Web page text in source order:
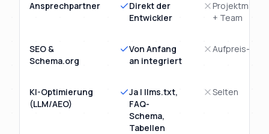
Ansprechpartner
Direkt der
Entwickler
+ Team
SEO &
Schema.org
Von Anfang
an integriert
Aufpreis-
KI-Optimierung
(LLM/AEO)
Ja | llms.txt,
FAQ-
Schema,
Tabellen
Selten